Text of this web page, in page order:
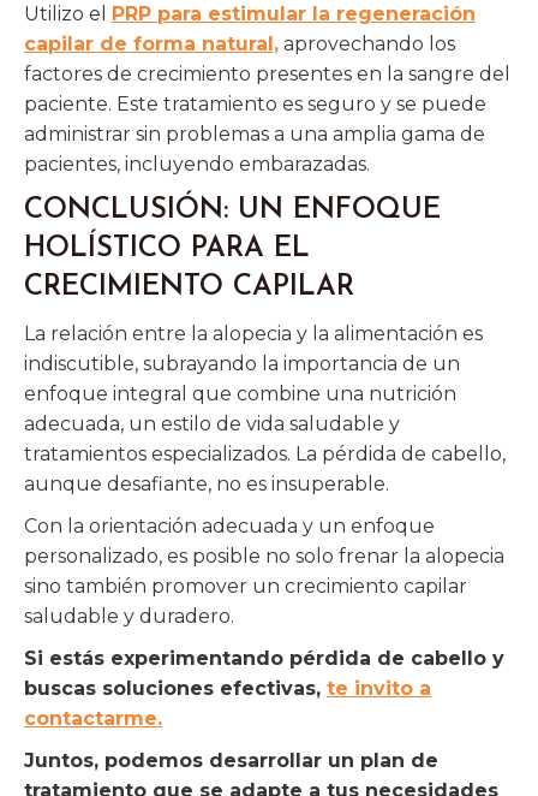
Utilizo el PRP para estimular la regeneración
capilar de forma natural, aprovechando los
factores de crecimiento presentes en la sangre del
paciente. Este tratamiento es seguro y se puede
administrar sin problemas a una amplia gama de
pacientes, incluyendo embarazadas.
CONCLUSIÓN: UN ENFOQUE
HOLÍSTICO PARA EL
CRECIMIENTO CAPILAR
La relación entre la alopecia y la alimentación es
indiscutible, subrayando la importancia de un
enfoque integral que combine una nutrición
adecuada, un estilo de vida saludable y
tratamientos especializados. La pérdida de cabello,
aunque desafiante, no es insuperable.
Con la orientación adecuada y un enfoque
personalizado, es posible no solo frenar la alopecia
sino también promover un crecimiento capilar
saludable y duradero.
Si estás experimentando pérdida de cabello y
buscas soluciones efectivas, te invito a
contactarme.
Juntos, podemos desarrollar un plan de
tratamiento que se adapte a tus necesidades